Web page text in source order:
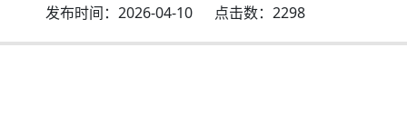
2026-04-10 2298